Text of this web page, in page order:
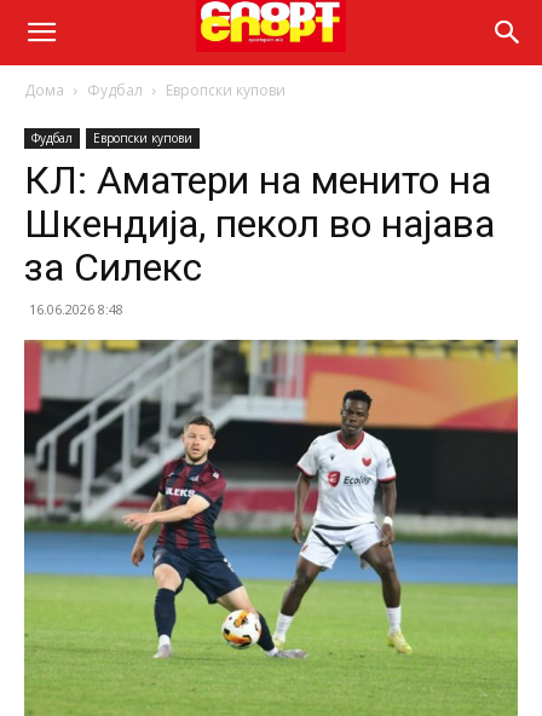
Дома Фудбал Европски купови
Фудбал Европски купови
КЛ: Аматери на менито на
Шкендија, пекол во најава
за Силекс
16.06.2026 8:48